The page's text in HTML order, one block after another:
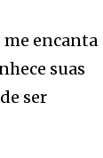
encanta
suas
ser